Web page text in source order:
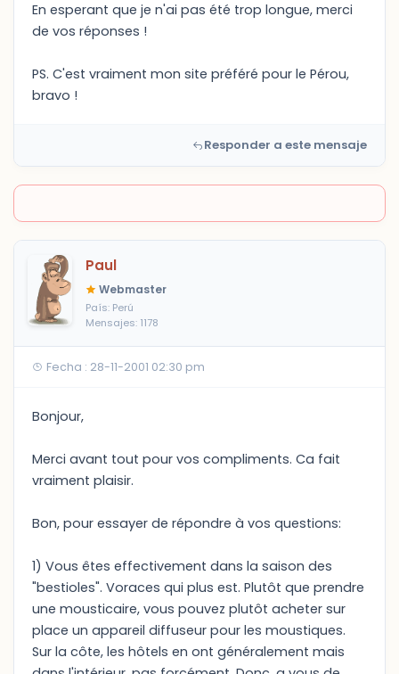
En esperant que je n'ai pas été trop longue, merci
de vos réponses !
PS. C'est vraiment mon site préféré pour le Pérou,
bravo !
Responder a este mensaje
Paul
Webmaster
País: Perú
Mensajes: 1178
Fecha : 28-11-2001 02:30 pm
Bonjour,
Merci avant tout pour vos compliments. Ca fait
vraiment plaisir.
Bon, pour essayer de répondre à vos questions:
1) Vous êtes effectivement dans la saison des
"bestioles". Voraces qui plus est. Plutôt que prendre
une mousticaire, vous pouvez plutôt acheter sur
place un appareil diffuseur pour les moustiques.
Sur la côte, les hôtels en ont généralement mais